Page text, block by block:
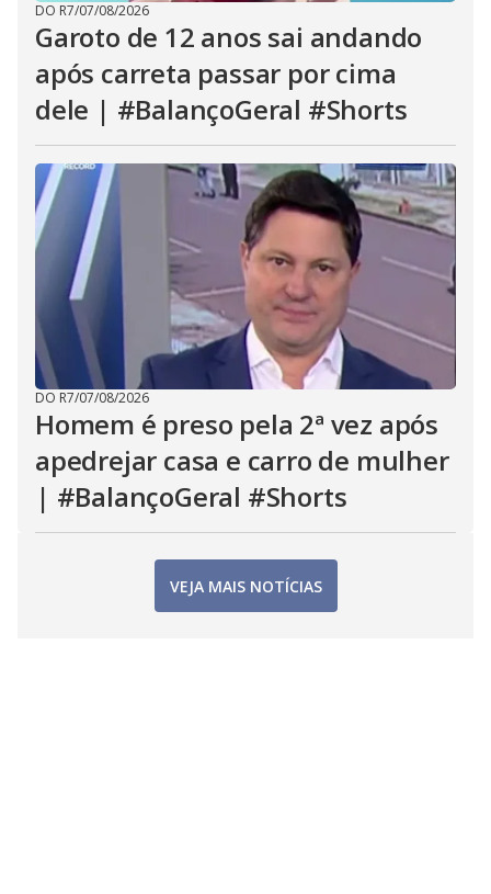
DO R7/07/08/2026
Garoto de 12 anos sai andando
após carreta passar por cima
dele | #BalançoGeral #Shorts
DO R7/07/08/2026
Homem é preso pela 2ª vez após
apedrejar casa e carro de mulher
| #BalançoGeral #Shorts
VEJA MAIS NOTÍCIAS